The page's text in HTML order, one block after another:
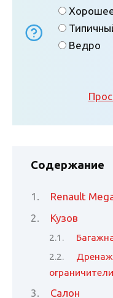
Ведро
Содержание
Renault
Кузов
ограничители
Салон